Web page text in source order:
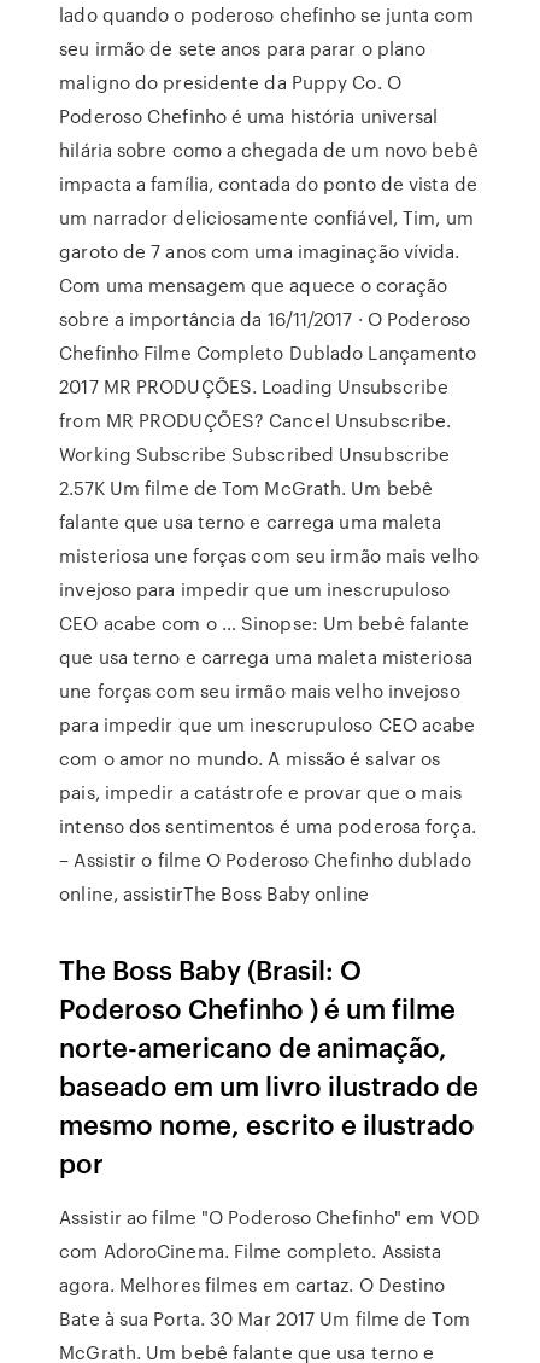
lado quando o poderoso chefinho se junta com
seu irmão de sete anos para parar o plano
maligno do presidente da Puppy Co. O
Poderoso Chefinho é uma história universal
hilária sobre como a chegada de um novo bebê
impacta a família, contada do ponto de vista de
um narrador deliciosamente confiável, Tim, um
garoto de 7 anos com uma imaginação vívida.
Com uma mensagem que aquece o coração
sobre a importância da 16/11/2017 · O Poderoso
Chefinho Filme Completo Dublado Lançamento
2017 MR PRODUÇÕES. Loading Unsubscribe
from MR PRODUÇÕES? Cancel Unsubscribe.
Working Subscribe Subscribed Unsubscribe
2.57K Um filme de Tom McGrath. Um bebê
falante que usa terno e carrega uma maleta
misteriosa une forças com seu irmão mais velho
invejoso para impedir que um inescrupuloso
CEO acabe com o … Sinopse: Um bebê falante
que usa terno e carrega uma maleta misteriosa
une forças com seu irmão mais velho invejoso
para impedir que um inescrupuloso CEO acabe
com o amor no mundo. A missão é salvar os
pais, impedir a catástrofe e provar que o mais
intenso dos sentimentos é uma poderosa força.
– Assistir o filme O Poderoso Chefinho dublado
online, assistirThe Boss Baby online
The Boss Baby (Brasil: O
Poderoso Chefinho ) é um filme
norte-americano de animação,
baseado em um livro ilustrado de
mesmo nome, escrito e ilustrado
por
Assistir ao filme "O Poderoso Chefinho" em VOD
com AdoroCinema. Filme completo. Assista
agora. Melhores filmes em cartaz. O Destino
Bate à sua Porta. 30 Mar 2017 Um filme de Tom
McGrath. Um bebê falante que usa terno e